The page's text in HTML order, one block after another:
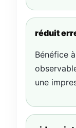
réduit
Bénéfice
une